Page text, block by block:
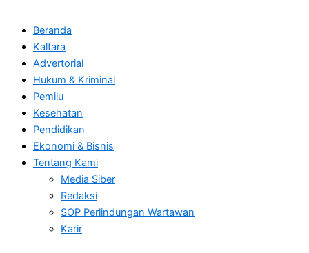
Beranda
Kaltara
Advertorial
Hukum & Kriminal
Pemilu
Kesehatan
Pendidikan
Ekonomi & Bisnis
Tentang Kami
Media Siber
Redaksi
SOP Perlindungan Wartawan
Karir